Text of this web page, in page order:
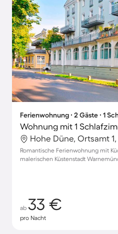
Ferienwohnung ∙ 2 Gäste ∙ 1
Wohnung mit 1
Hohe Düne, Ortsamt
Romantische Ferienwohnung mit
malerischen Küstenstadt
ab 33 €
pro Nacht